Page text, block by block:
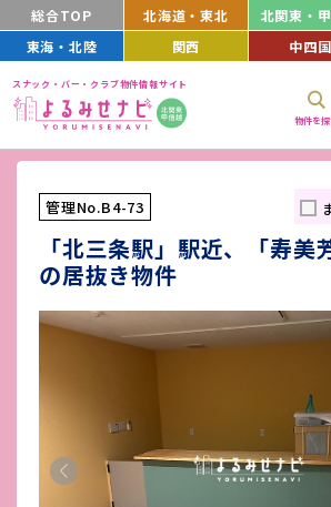
総合TOP 北海道・東北 北関東・
東海・北陸
関西 中四国
スナック・バー・クラブ物件情報サイト
物件を
管理No.B4-73
「北三条駅」駅近、「寿美
の居抜き物件